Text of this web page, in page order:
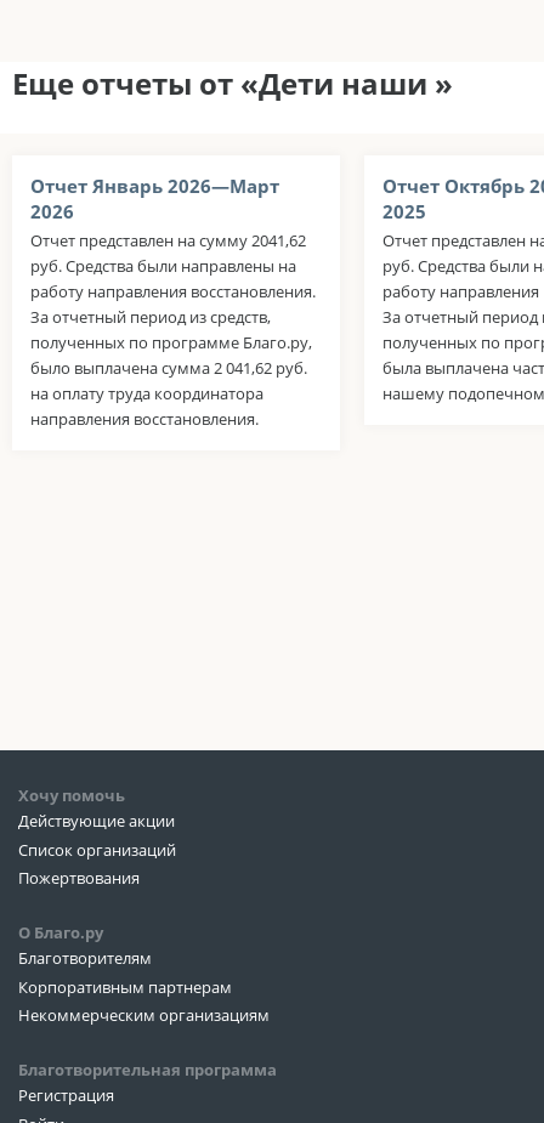
Еще отчеты от «Дети наши »
Отчет Январь 2026—Март
2026
Отчет представлен на сумму 2041,62
руб. Средства были направлены на
работу направления восстановления.
За отчетный период из средств,
полученных по программе Благо.ру,
было выплачена сумма 2 041,62 руб.
на оплату труда координатора
направления восстановления.
Отчет Октябрь
2025
Отчет представлен
руб. Средства были
работу направления
За отчетный период
полученных по
была выплачена
нашему
Хочу помочь
Действующие акции
Список организаций
Пожертвования
О Благо.ру
Благотворителям
Корпоративным партнерам
Некоммерческим организациям
Благотворительная программа
Регистрация